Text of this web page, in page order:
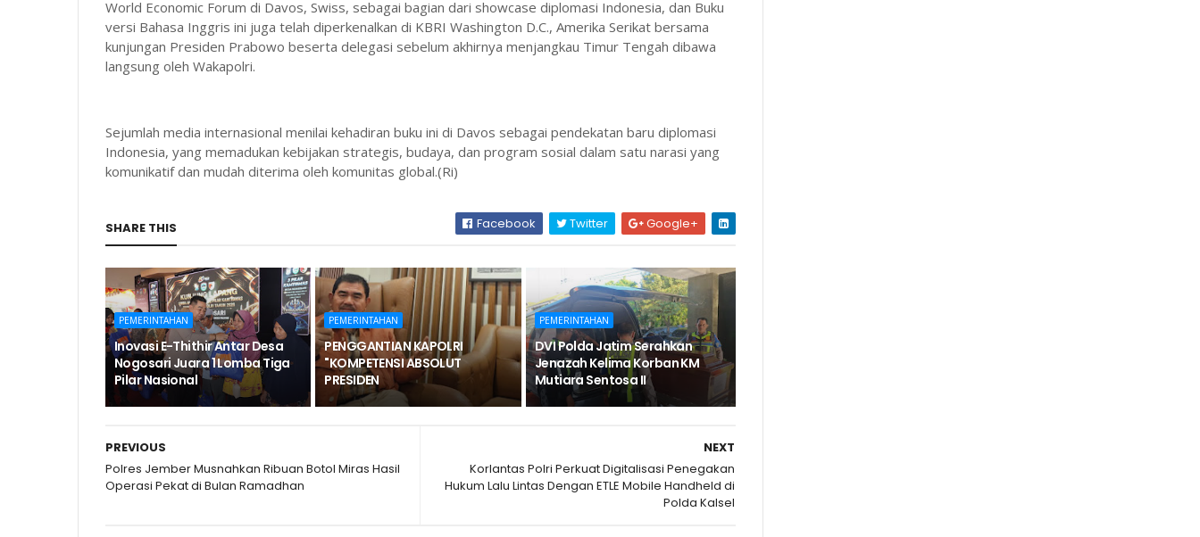
World Economic Forum di Davos, Swiss, sebagai bagian dari showcase diplomasi Indonesia, dan Buku
versi Bahasa Inggris ini juga telah diperkenalkan di KBRI Washington D.C., Amerika Serikat bersama
kunjungan Presiden Prabowo beserta delegasi sebelum akhirnya menjangkau Timur Tengah dibawa
langsung oleh Wakapolri.
Sejumlah media internasional menilai kehadiran buku ini di Davos sebagai pendekatan baru diplomasi
Indonesia, yang memadukan kebijakan strategis, budaya, dan program sosial dalam satu narasi yang
komunikatif dan mudah diterima oleh komunitas global.(Ri)
SHARE THIS Facebook Twitter Google+
PEMERINTAHAN
Inovasi E-Thithir Antar Desa
Nogosari Juara 1 Lomba Tiga
Pilar Nasional
PEMERINTAHAN
PENGGANTIAN KAPOLRI
"KOMPETENSI ABSOLUT
PRESIDEN
PEMERINTAHAN
DVI Polda Jatim Serahkan
Jenazah Kelima Korban KM
Mutiara Sentosa II
NEXT
Korlantas Polri Perkuat Digitalisasi Penegakan
Hukum Lalu Lintas Dengan ETLE Mobile Handheld di
Polda Kalsel
PREVIOUS
Polres Jember Musnahkan Ribuan Botol Miras Hasil
Operasi Pekat di Bulan Ramadhan